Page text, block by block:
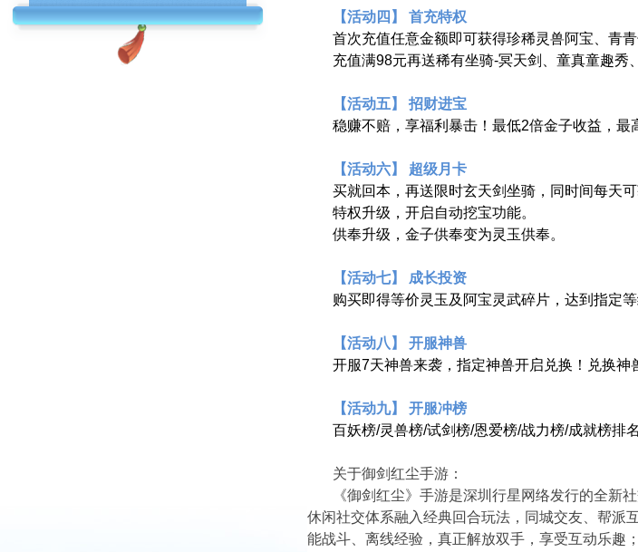
【活动四】 首充特权
首次充值任意金额即可获得珍稀灵兽阿宝、青
充值满98元再送稀有坐骑-冥天剑、童真童趣秀
【活动五】 招财进宝
稳赚不赔，享福利暴击！最低2倍金子收益，最
【活动六】 超级月卡
买就回本，再送限时玄天剑坐骑，同时间每天
特权升级，开启自动挖宝功能。
供奉升级，金子供奉变为灵玉供奉。
【活动七】 成长投资
购买即得等价灵玉及阿宝灵武碎片，达到指定
【活动八】 开服神兽
开服7天神兽来袭，指定神兽开启兑换！兑换神
【活动九】 开服冲榜
百妖榜/灵兽榜/试剑榜/恩爱榜/战力榜/成就榜排
关于御剑红尘手游：
《御剑红尘》手游是深圳行星网络发行的全新
休闲社交体系融入经典回合玩法，同城交友、帮派
能战斗、离线经验，真正解放双手，享受互动乐趣